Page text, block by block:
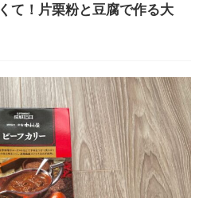
て！片栗粉と豆腐で作る大